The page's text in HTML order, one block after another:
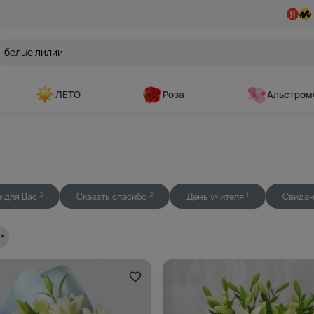
ЛЕТО Роза
для Вас 2 Сказать спасибо 2 День учителя 1